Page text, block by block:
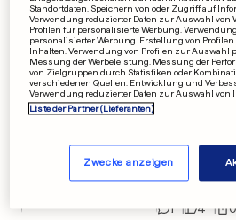
Hammerwurf-
Anatoliy
85
0 0 0
1 4 0
Standortdaten. Speichern von oder Zugriff auf
Verwendung reduzierter Daten zur Auswahl von
Profilen für personalisierte Werbung.
personalisierter Werbung. Erstellung von
Inhalten. Verwendung von Profilen zur Auswahl
Messung der Werbeleistung. Messung der
von Zielgruppen durch Statistiken oder
verschiedenen Quellen. Entwicklung und
Verwendung reduzierter Daten zur Auswahl von
Liste der Partner (Lieferanten)
Zwecke anzeigen